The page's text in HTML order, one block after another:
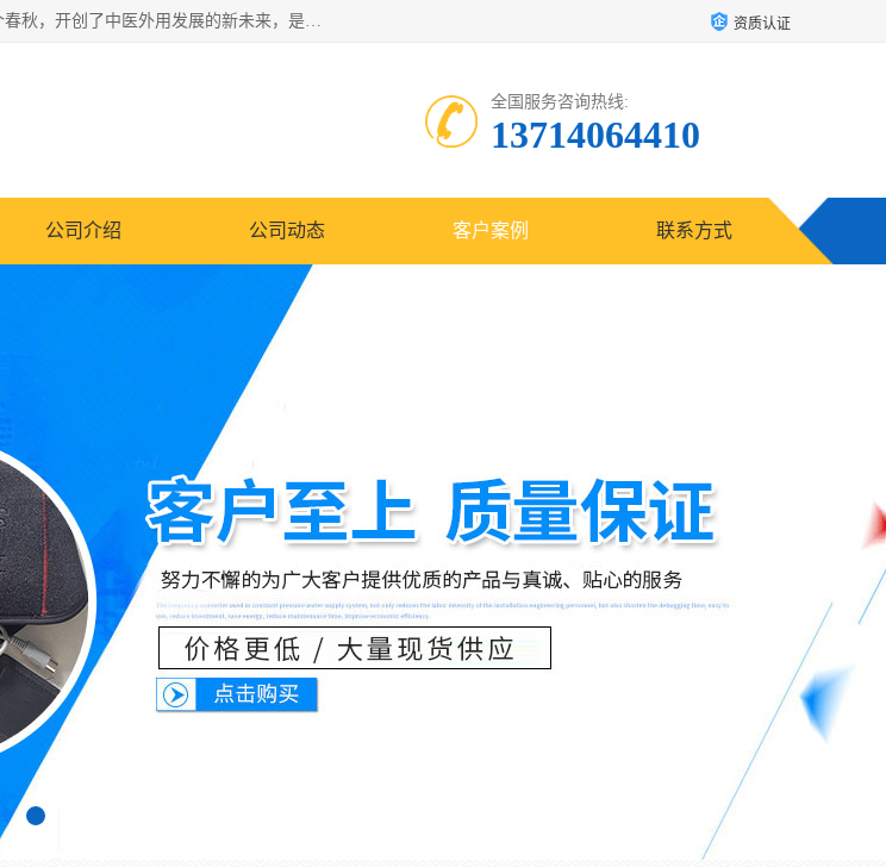
深圳运康达华科技有限公司是一家致力于健康健康产业的现代化企业，已经走过了15个春秋，开创了中医外用发展的新未来，是专业从事中医医疗仪器的研发、生产、销售、服务为一体的子公司，在医疗器械的设计、开发和生产方面率先引进国际先进技术和好的科技人员，先后开发出了场效应治疗仪、多功能治疗仪、颈椎治疗仪、腰椎治疗仪、增效垫等多个系列。 资质认证
全国服务咨询热线:
13714064410
公司介绍 公司动态 客户案例 联系方式